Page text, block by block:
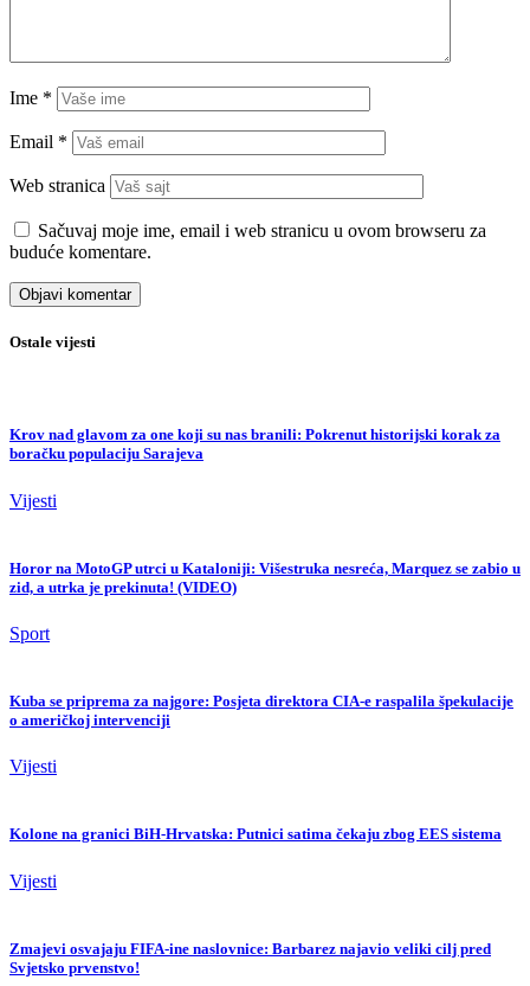
Ime *
Email *
Web stranica
Sačuvaj moje ime, email i web stranicu u ovom browseru za
buduće komentare.
Ostale vijesti
Krov nad glavom za one koji su nas branili: Pokrenut historijski korak za
boračku populaciju Sarajeva
Vijesti
Horor na MotoGP utrci u Kataloniji: Višestruka nesreća, Marquez se zabio u
zid, a utrka je prekinuta! (VIDEO)
Sport
Kuba se priprema za najgore: Posjeta direktora CIA-e raspalila špekulacije
o američkoj intervenciji
Vijesti
Kolone na granici BiH-Hrvatska: Putnici satima čekaju zbog EES sistema
Vijesti
Zmajevi osvajaju FIFA-ine naslovnice: Barbarez najavio veliki cilj pred
Svjetsko prvenstvo!